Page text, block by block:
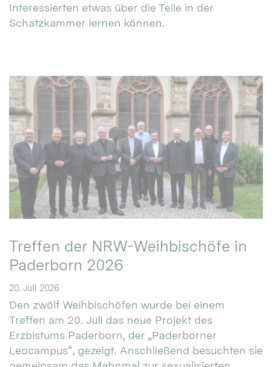
Interessierten etwas über die Teile in der
Schatzkammer lernen können.
Treffen der NRW-Weihbischöfe in
Paderborn 2026
20. Juli 2026
Den zwölf Weihbischöfen wurde bei einem
Treffen am 20. Juli das neue Projekt des
Erzbistums Paderborn, der „Paderborner
Leocampus“, gezeigt. Anschließend besuchten sie